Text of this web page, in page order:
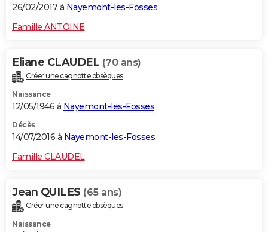
26/02/2017 à Nayemont-les-Fosses
Famille ANTOINE
Eliane CLAUDEL (70 ans)
Créer une cagnotte obsèques
Naissance
12/05/1946 à Nayemont-les-Fosses
Décès
14/07/2016 à Nayemont-les-Fosses
Famille CLAUDEL
Jean QUILES (65 ans)
Créer une cagnotte obsèques
Naissance